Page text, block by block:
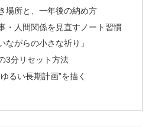
場所と、一年後の納め方
・人間関係を見直すノート習慣
ながらの小さな祈り」
3分リセット方法
るい長期計画”を描く